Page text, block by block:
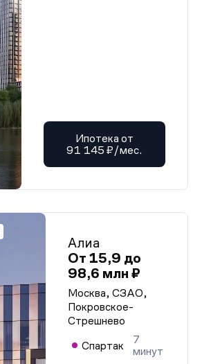
Ипотека от
91 145 ₽/мес.
Алиа
От 15,9 до
98,6 млн ₽
Москва, СЗАО,
Покровское-
Стрешнево
Спартак
7
минут